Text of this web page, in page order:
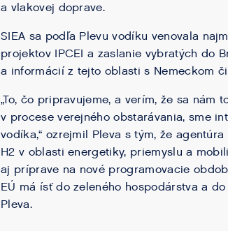
a vlakovej doprave.
SIEA sa podľa Plevu vodíku venovala
projektov IPCEI a zaslanie vybratých do
a informácií z tejto oblasti s Nemeckom
„To, čo pripravujeme, a verím, že sa
v procese verejného obstarávania, sme
vodíka,“ ozrejmil Pleva s tým, že
H2 v oblasti energetiky, priemyslu a
aj príprave na nové programovacie
EÚ má ísť do zeleného hospodárstva a
Pleva.